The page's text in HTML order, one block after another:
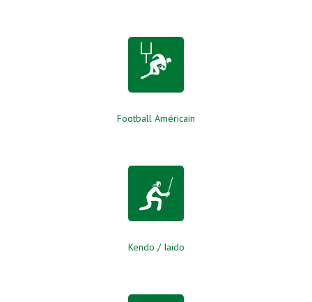
Football Américain
Kendo / Iaido